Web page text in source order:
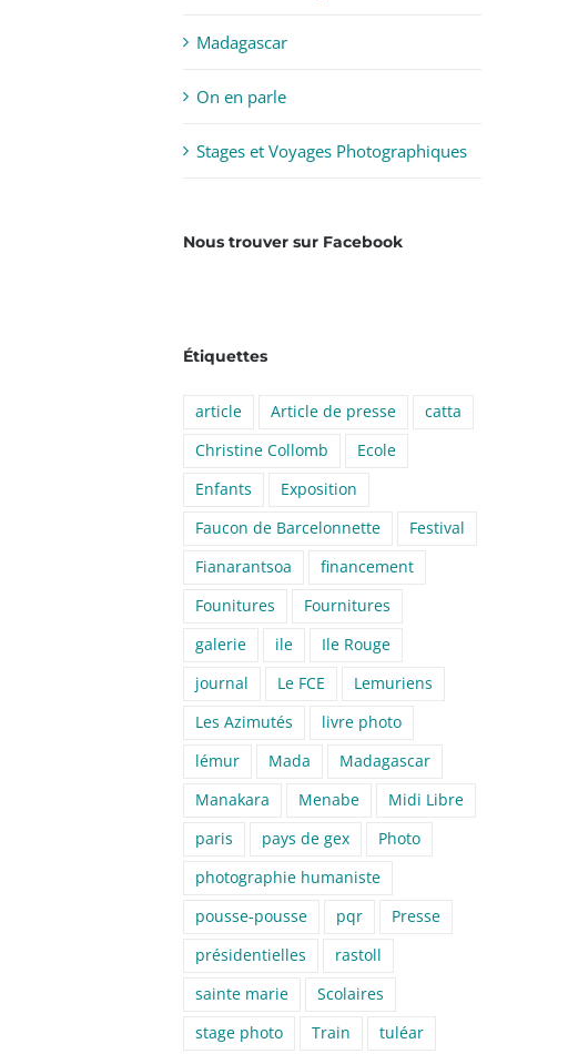
Madagascar
On en parle
Stages et Voyages Photographiques
Nous trouver sur Facebook
Étiquettes
article Article de presse
catta
Christine Collomb
Ecole
Enfants
Exposition
Faucon de Barcelonnette
Festival
Fianarantsoa
financement
Founitures
Fournitures
galerie
ile
Ile Rouge
journal
Le FCE
Lemuriens
Les Azimutés
livre photo
lémur
Mada
Madagascar
Manakara
Menabe
Midi Libre
paris
pays de gex
Photo
photographie humaniste
pousse-pousse
pqr
Presse
présidentielles
rastoll
sainte marie
Scolaires
stage photo
Train tuléar